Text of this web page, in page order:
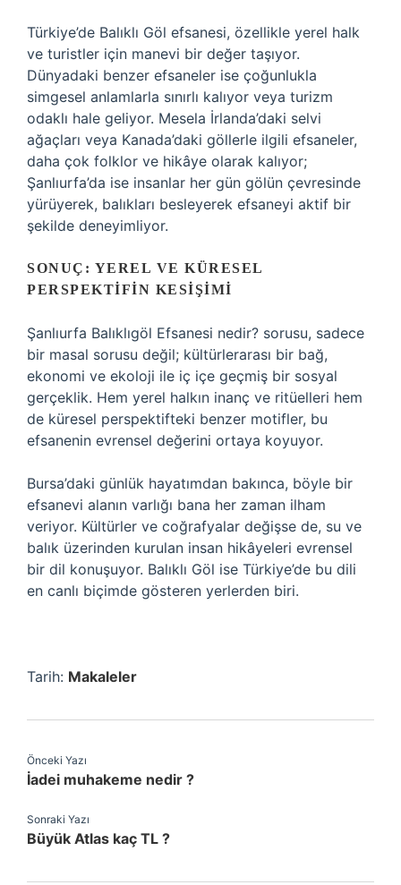
Türkiye’de Balıklı Göl efsanesi, özellikle yerel halk
ve turistler için manevi bir değer taşıyor.
Dünyadaki benzer efsaneler ise çoğunlukla
simgesel anlamlarla sınırlı kalıyor veya turizm
odaklı hale geliyor. Mesela İrlanda’daki selvi
ağaçları veya Kanada’daki göllerle ilgili efsaneler,
daha çok folklor ve hikâye olarak kalıyor;
Şanlıurfa’da ise insanlar her gün gölün çevresinde
yürüyerek, balıkları besleyerek efsaneyi aktif bir
şekilde deneyimliyor.
SONUÇ: YEREL VE KÜRESEL
PERSPEKTIFIN KESIŞIMI
Şanlıurfa Balıklıgöl Efsanesi nedir? sorusu, sadece
bir masal sorusu değil; kültürlerarası bir bağ,
ekonomi ve ekoloji ile iç içe geçmiş bir sosyal
gerçeklik. Hem yerel halkın inanç ve ritüelleri hem
de küresel perspektifteki benzer motifler, bu
efsanenin evrensel değerini ortaya koyuyor.
Bursa’daki günlük hayatımdan bakınca, böyle bir
efsanevi alanın varlığı bana her zaman ilham
veriyor. Kültürler ve coğrafyalar değişse de, su ve
balık üzerinden kurulan insan hikâyeleri evrensel
bir dil konuşuyor. Balıklı Göl ise Türkiye’de bu dili
en canlı biçimde gösteren yerlerden biri.
Tarih: Makaleler
Önceki Yazı
İadei muhakeme nedir ?
Sonraki Yazı
Büyük Atlas kaç TL ?